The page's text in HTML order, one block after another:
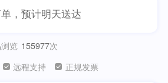
，预计明天送达
览 155977次
远程支持 正规发票